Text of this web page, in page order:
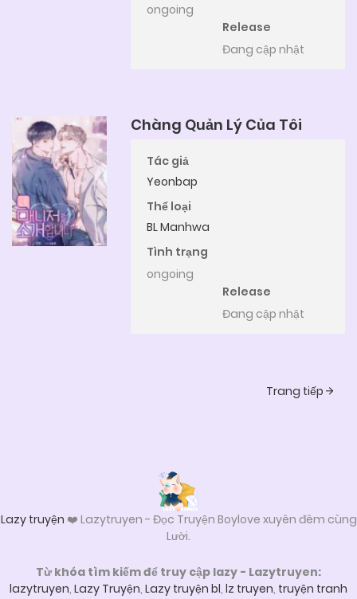
ongoing
Release
Đang cập nhật
Chàng Quản Lý Của Tôi
Tác giả
Yeonbap
Thể loại
BL Manhwa
Tình trạng
ongoing
Release
Đang cập nhật
Trang tiếp
Lazy truyện ❤️ Lazytruyen - Đọc Truyện Boylove xuyên đêm cùng
Lười.
Từ khóa tìm kiếm để truy cập lazy - Lazytruyen:
lazytruyen, Lazy Truyện, Lazy truyện bl, lz truyen, truyện tranh